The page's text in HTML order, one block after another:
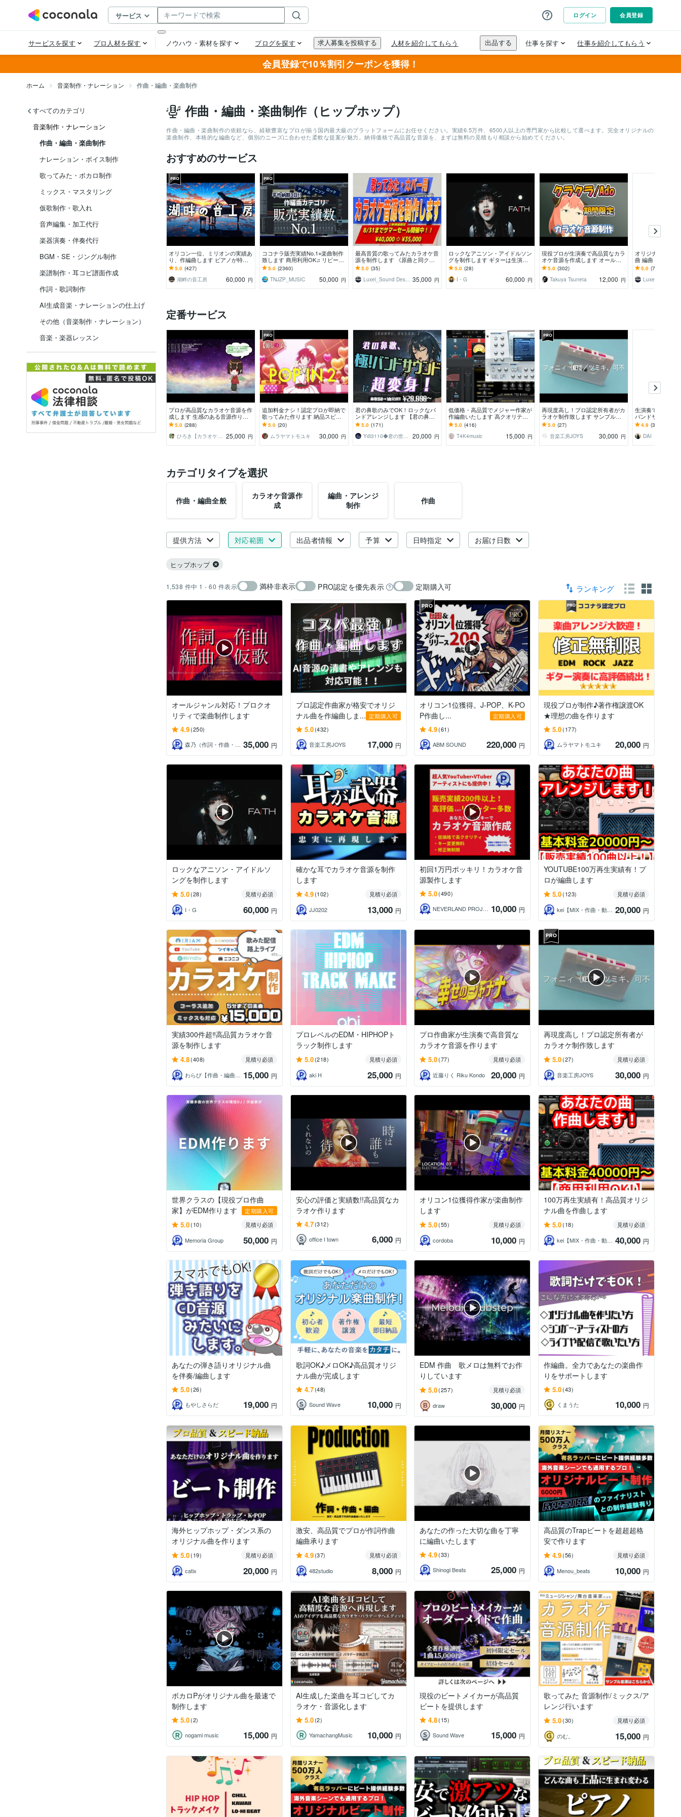
会員登録で10％割引クーポンを獲得！
ホーム 音楽制作・ナレーション 作曲・編曲・楽曲制作
すべてのカテゴリ
音楽制作・ナレーション
作曲・編曲・楽曲制作
ナレーション・ボイス制作
歌ってみた・ボカロ制作
ミックス・マスタリング
仮歌制作・歌入れ
音声編集・加工代行
楽器演奏・伴奏代行
BGM・SE・ジングル制作
楽譜制作・耳コピ譜面作成
作詞・歌詞制作
AI生成音楽・ナレーションの仕上げ
その他（音楽制作・ナレーション）
音楽・楽器レッスン
作曲・編曲・楽曲制作（ヒップホップ）
作曲・編曲・楽曲制作の依頼なら、経験豊富なプロが揃う国内最大級のプラットフォームにお任せください。実績6.5万件、6500人以上の専門家から比較して選べます。完全オリジナルの
楽曲制作、本格的な編曲など、個別のニーズに合わせた柔軟な提案が魅力。納得価格で高品質な音源を、まずは無料の見積もり相談から始めてください。
おすすめのサービス
オリコン一位、ミリオンの実績あ
り、作編曲します ピアノが特に
得意です。ピアノアレンジはお任
せください。
5.0 (427)
湖畔の音工房
60,000 円
ココナラ販売実績No.1⭐︎楽曲制作
致します 商用利用OK♫ リピータ
ー多数の楽曲制作サービスです
5.0 (2360)
TNJZP_MUSIC
50,000 円
最高音質の歌ってみたカラオケ音
源を制作します 《原曲と同クオ
リティの音源》《リーズナブル価
格》《迅速対応》
5.0 (35)
Luxel_Sound Designer 35,000 円
ロックなアニソン・アイドルソン
グを制作します ギターは生演
奏！迫力のあるアレンジ・サウン
ド！
5.0 (28)
I・G
60,000 円
現役プロが生演奏で高品質なカラ
オケ音源を作成します オールジ
ャンル対応！ハイクオリティーな
歌ってみたに！商用無料
5.0 (302)
Takuya Tsuneta
12,000 円
オリジナル曲、
曲 編曲 制作しま
本物クオリティ
価格》《迅速対応
5.0 (787)
定番サービス
プロが高品質なカラオケ音源を作
成します 生感のある音源作りに
こだわっています！
5.0 (288)
ひろき【カラオケ音源作成】 25,000 円
追加料金ナシ！認定プロが即納で
歌ってみた作ります 納品スピー
ドとクオリティに自信あり！カラ
オケ音源が必要な方！
5.0 (20)
ムラヤマトモユキ
30,000 円
君の鼻歌のみでOK！ロックなバ
ンドアレンジします 【君の鼻歌
が超変身！】打ち込みじゃない！
プロのロックサウンド
5.0 (171)
Ydi3110◆君の世界に、音を与える。
20,000 円
低価格・高品質でメジャー作家が
作編曲いたします 高クオリティ
のオリジナル曲を低価格でオーダ
ーメイドします！
5.0 (416)
T4K4music
15,000 円
再現度高し！プロ認定所有者がカ
ラオケ制作致します サンプルあ
り！ギター、ベースは生演奏にて
対応致します！
5.0 (27)
音楽工房JOYS
30,000 円
生演奏で作曲・
バンドサウンド
得意です！
4.9 (32)
カテゴリタイプを選択
作曲・編曲全般
カラオケ音源作
成
編曲・アレンジ
制作
作曲
提供方法 対応範囲 出品者情報 予算 日時指定 お届け日数
ヒップホップ
1,538 件中 1 - 60 件表示 満枠非表示 PRO認定を優先表示 定期購入可 ランキング
オールジャンル対応！プロクオ
リティで楽曲制作します
4.9(250)
森乃（作詞・作曲・仮歌）
35,000 円
プロ認定作曲家が格安でオリジ
ナル曲を作編曲しま... 定期購入可
5.0(432)
音楽工房JOYS
17,000 円
オリコン1位獲得。J-POP、K-PO
P作曲し...
定期購入可
4.9(61)
ABM SOUND
220,000 円
現役プロが制作♪著作権譲渡OK
★理想の曲を作ります
5.0(177)
ムラヤマトモユキ
20,000 円
ロックなアニソン・アイドルソ
ングを制作します
5.0(28)
見積り必須
I・G
60,000 円
確かな耳でカラオケ音源を制作
します
4.9(102)
見積り必須
JJ0202
13,000 円
初回1万円ポッキリ！カラオケ音
源製作します
5.0(490)
NEVERLAND PROJECT
10,000 円
YOUTUBE100万再生実績有！プ
ロが編曲します
5.0(123)
見積り必須
kei【MIX・作曲・動画制作】
20,000 円
実績300件超‼️高品質カラオケ音
源を制作します
4.8(408)
見積り必須
わらび【作曲・編曲・カラオケ音源制作】
15,000 円
プロレベルのEDM・HIPHOPト
ラック制作します
5.0(218)
見積り必須
aki H
25,000 円
プロ作曲家が生演奏で高音質な
カラオケ音源を作ります
5.0(77)
見積り必須
近藤りく Riku Kondo
20,000 円
再現度高し！プロ認定所有者が
カラオケ制作致します
5.0(27)
見積り必須
音楽工房JOYS
30,000 円
世界クラスの【現役プロ作曲
家】がEDM作ります
定期購入可
5.0(10)
見積り必須
Memoria Group
50,000 円
安心の評価と実績数!!高品質なカ
ラオケ作ります
4.7(312)
office I town
6,000 円
オリコン1位獲得作家が楽曲制作
します
5.0(55)
見積り必須
cordoba
10,000 円
100万再生実績有！高品質オリジ
ナル曲を作曲します
5.0(18)
見積り必須
kei【MIX・作曲・動画制作】
40,000 円
あなたの弾き語りオリジナル曲
を伴奏/編曲します
5.0(26)
もやしさらだ
19,000 円
歌詞OK♪メロOK♪高品質オリジ
ナル曲が完成します
4.7(48)
Sound Wave
10,000 円
EDM 作曲 歌メロは無料でお作
りしています
5.0(257)
見積り必須
draw
30,000 円
作編曲。全力であなたの楽曲作
りをサポートします
5.0(43)
くまうた
10,000 円
海外ヒップホップ・ダンス系の
オリジナル曲を作ります
5.0(19)
見積り必須
catix
20,000 円
激安、高品質でプロが作詞作曲
編曲承ります
4.9(37)
見積り必須
482studio
8,000 円
あなたの作った大切な曲を丁寧
に編曲いたします
4.9(33)
Shinogi Beats
25,000 円
高品質のTrapビートを超超超格
安で作ります
4.9(56)
見積り必須
Menou_beats
10,000 円
ボカロPがオリジナル曲を最速で
制作します
5.0(2)
nogami music
15,000 円
AI生成した楽曲を耳コピしてカ
ラオケ・音源化します
5.0(2)
YamachangMusic
10,000 円
現役のビートメイカーが高品質
ビートを提供します
4.8(15)
Sound Wave
15,000 円
歌ってみた 音源制作/ミックス/ア
レンジ行います
5.0(30)
見積り必須
のむ。
15,000 円